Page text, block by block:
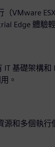
VMware
Edge 體驗
IT 基礎架構和
。
源和多個執行